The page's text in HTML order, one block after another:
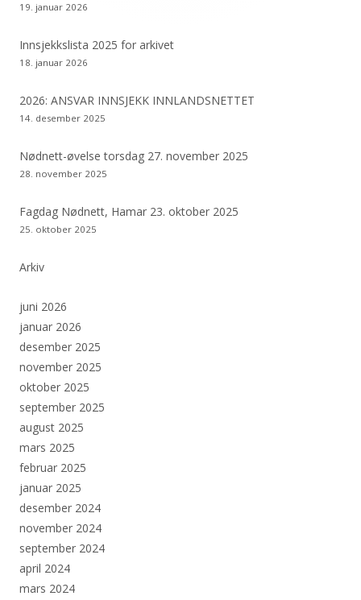
19. januar 2026
Innsjekkslista 2025 for arkivet
18. januar 2026
2026: ANSVAR INNSJEKK INNLANDSNETTET
14. desember 2025
Nødnett-øvelse torsdag 27. november 2025
28. november 2025
Fagdag Nødnett, Hamar 23. oktober 2025
25. oktober 2025
Arkiv
juni 2026
januar 2026
desember 2025
november 2025
oktober 2025
september 2025
august 2025
mars 2025
februar 2025
januar 2025
desember 2024
november 2024
september 2024
april 2024
mars 2024